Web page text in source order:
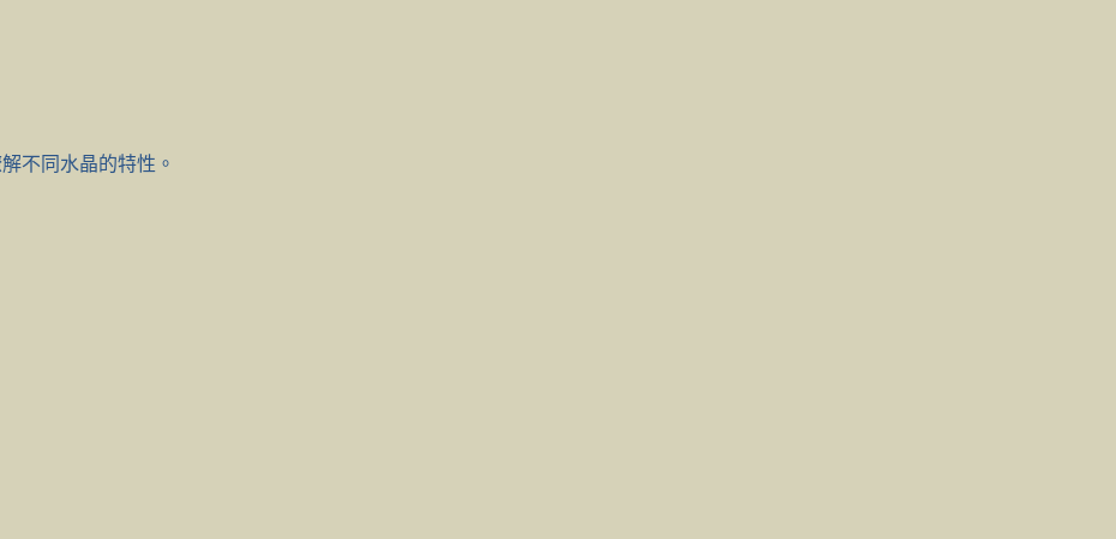
不同水晶的特性。